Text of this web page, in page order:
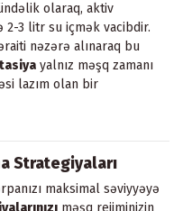
olaraq, aktiv
2-3 litr su içmək vacibdir.
nəzərə alınaraq bu
yalnız məşq zamanı
lazım olan bir
Strategiyaları
maksimal səviyyəyə